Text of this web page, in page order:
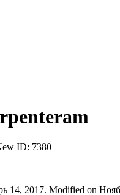
ID: 7380
14, 2017. Modified on